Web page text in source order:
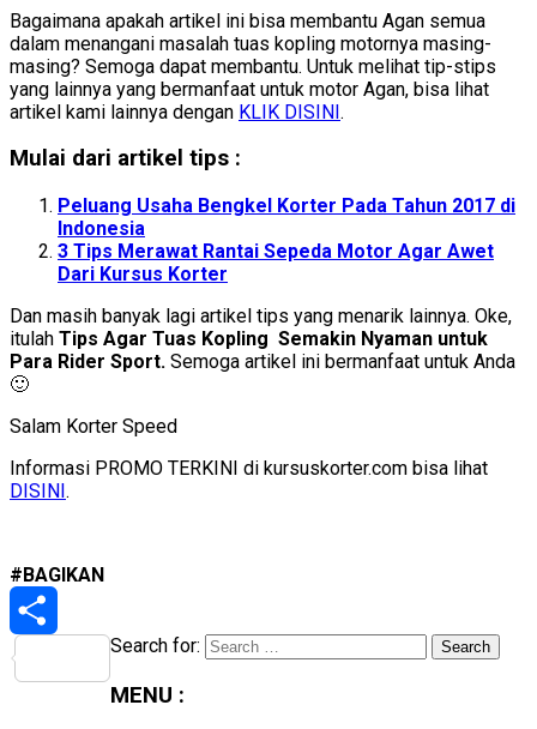
Bagaimana apakah artikel ini bisa membantu Agan semua
dalam menangani masalah tuas kopling motornya masing-
masing? Semoga dapat membantu. Untuk melihat tip-stips
yang lainnya yang bermanfaat untuk motor Agan, bisa lihat
artikel kami lainnya dengan KLIK DISINI.
Mulai dari artikel tips :
Peluang Usaha Bengkel Korter Pada Tahun 2017 di
Indonesia
3 Tips Merawat Rantai Sepeda Motor Agar Awet
Dari Kursus Korter
Dan masih banyak lagi artikel tips yang menarik lainnya. Oke,
itulah Tips Agar Tuas Kopling Semakin Nyaman untuk
Para Rider Sport. Semoga artikel ini bermanfaat untuk Anda
🙂
Salam Korter Speed
Informasi PROMO TERKINI di kursuskorter.com bisa lihat
DISINI.
#BAGIKAN
Share
Search for:
MENU :